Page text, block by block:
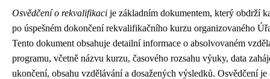
Osvědčení o rekvalifikaci je základním dokumentem, který obdrží
po úspešném dokončení rekvalifikačního kurzu organizovaného
Tento dokument obsahuje detailní informace o absolvovaném
programu, včetně názvu kurzu, časového rozsahu výuky, data
ukončení, obsahu vzdělávání a dosažených výsledků. Osvědčení je